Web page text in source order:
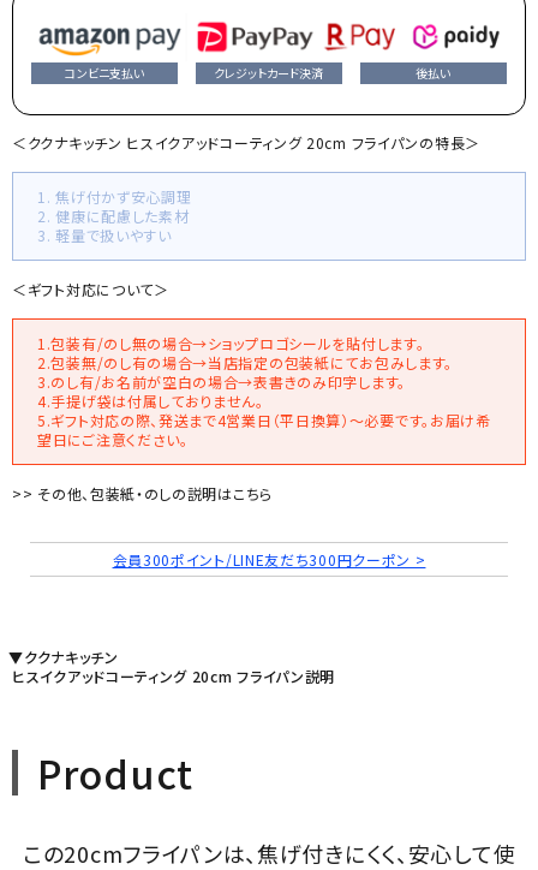
コンビニ支払い クレジットカード決済 後払い
＜ククナキッチン ヒスイクアッドコーティング 20cm フライパンの特長＞
1. 焦げ付かず安心調理
2. 健康に配慮した素材
3. 軽量で扱いやすい
＜ギフト対応について＞
1.包装有/のし無の場合→ショップロゴシールを貼付します。
2.包装無/のし有の場合→当店指定の包装紙にてお包みします。
3.のし有/お名前が空白の場合→表書きのみ印字します。
4.手提げ袋は付属しておりません。
5.ギフト対応の際、発送まで4営業日（平日換算）～必要です。お届け希
望日にご注意ください。
>> その他、包装紙・のしの説明はこちら
会員300ポイント/LINE友だち300円クーポン >
▼ククナキッチン
ヒスイクアッドコーティング 20cm フライパン説明
Product
この20cmフライパンは、焦げ付きにくく、安心して使